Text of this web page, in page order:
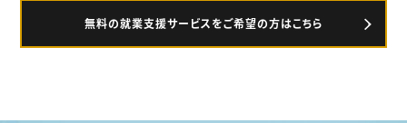
無料の就業支援サービスをご希望の方はこちら